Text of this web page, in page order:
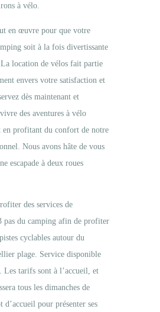
à vélo.
en œuvre pour que votre
soit à la fois divertissante
location de vélos fait partie
envers votre satisfaction et
dès maintenant et
des aventures à vélo
en profitant du confort de notre
Nous avons hâte de vous
escapade à deux roues
des services de
pas du camping afin de profiter
cyclables autour du
plage. Service disponible
tarifs sont à l’accueil, et
tous les dimanches de
pour présenter ses